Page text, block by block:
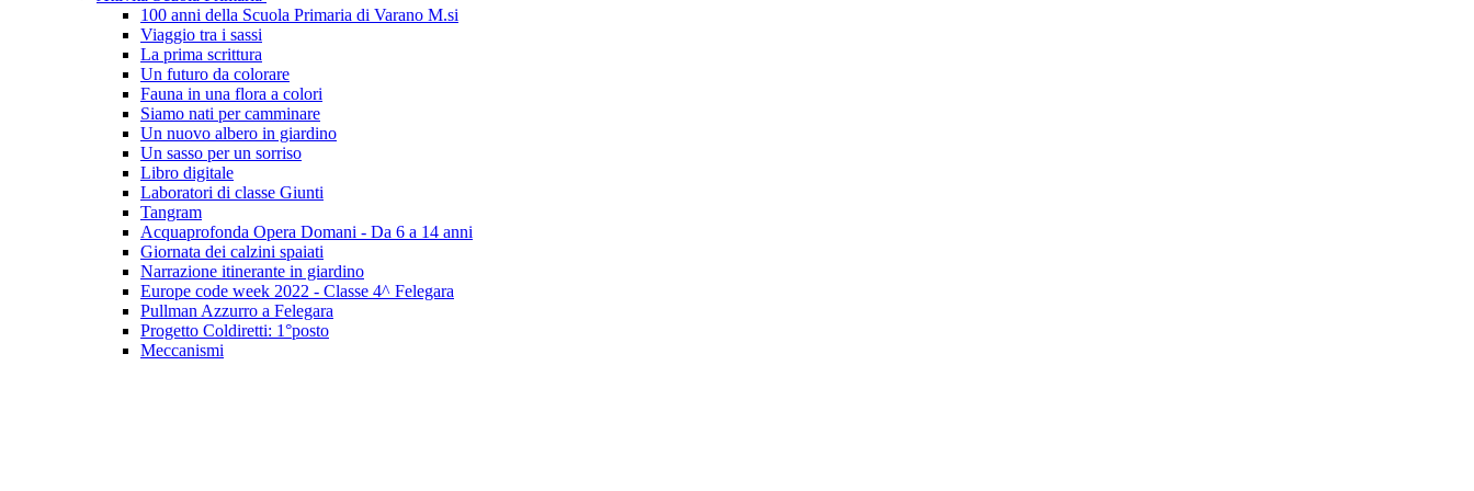
100 anni della Scuola Primaria di Varano M.si
Viaggio tra i sassi
La prima scrittura
Un futuro da colorare
Fauna in una flora a colori
Siamo nati per camminare
Un nuovo albero in giardino
Un sasso per un sorriso
Libro digitale
Laboratori di classe Giunti
Tangram
Acquaprofonda Opera Domani - Da 6 a 14 anni
Giornata dei calzini spaiati
Narrazione itinerante in giardino
Europe code week 2022 - Classe 4^ Felegara
Pullman Azzurro a Felegara
Progetto Coldiretti: 1°posto
Meccanismi